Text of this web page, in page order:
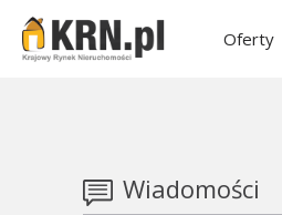
Oferty
Wiadomości